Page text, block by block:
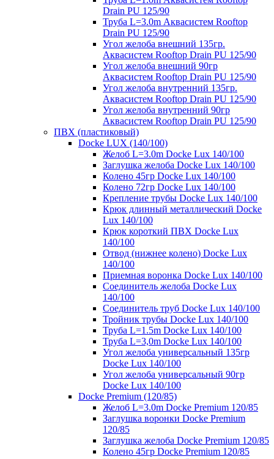
Drain PU 125/90
Труба L=3.0m Аквасистем Rooftop
Drain PU 125/90
Угол желоба внешний 135гр.
Аквасистем Rooftop Drain PU 125/90
Угол желоба внешний 90гр
Аквасистем Rooftop Drain PU 125/90
Угол желоба внутренний 135гр.
Аквасистем Rooftop Drain PU 125/90
Угол желоба внутренний 90гр
Аквасистем Rooftop Drain PU 125/90
ПВХ (пластиковый)
Docke LUX (140/100)
Желоб L=3.0m Docke Lux 140/100
Заглушка желоба Docke Lux 140/100
Колено 45гр Docke Lux 140/100
Колено 72гр Docke Lux 140/100
Крепление трубы Docke Lux 140/100
Крюк длинный металлический Docke
Lux 140/100
Крюк короткий ПВХ Docke Lux
140/100
Отвод (нижнее колено) Docke Lux
140/100
Приемная воронка Docke Lux 140/100
Соединитель желоба Docke Lux
140/100
Соединитель труб Docke Lux 140/100
Тройник трубы Docke Lux 140/100
Труба L=1.5m Docke Lux 140/100
Труба L=3,0m Docke Lux 140/100
Угол желоба универсальный 135гр
Docke Lux 140/100
Угол желоба универсальный 90гр
Docke Lux 140/100
Docke Premium (120/85)
Желоб L=3.0m Docke Premium 120/85
Заглушка воронки Docke Premium
120/85
Заглушка желоба Docke Premium 120/85
Колено 45гр Docke Premium 120/85